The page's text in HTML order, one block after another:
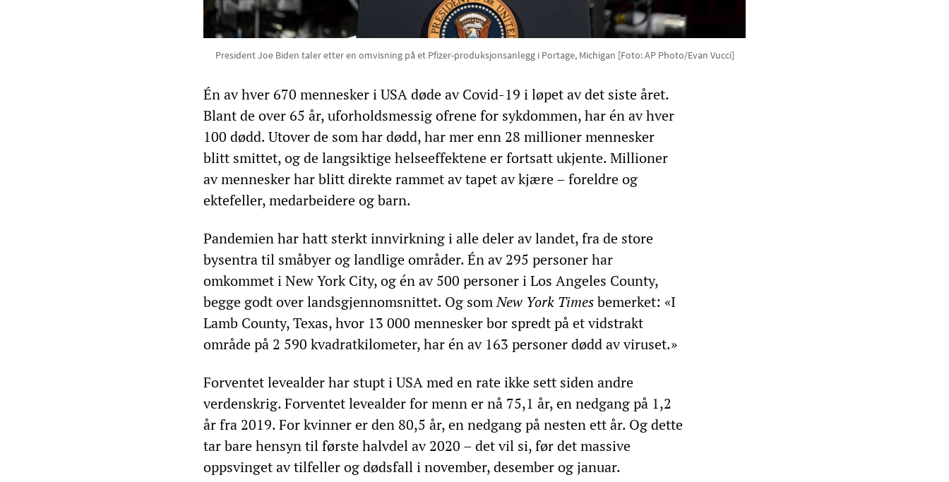
President Joe Biden taler etter en omvisning på et Pfizer-produksjonsanlegg i Portage, Michigan [Foto: AP Photo/Evan Vucci]
Én av hver 670 mennesker i USA døde av Covid-19 i løpet av det siste året.
Blant de over 65 år, uforholdsmessig ofrene for sykdommen, har én av hver
100 dødd. Utover de som har dødd, har mer enn 28 millioner mennesker
blitt smittet, og de langsiktige helseeffektene er fortsatt ukjente. Millioner
av mennesker har blitt direkte rammet av tapet av kjære – foreldre og
ektefeller, medarbeidere og barn.
Pandemien har hatt sterkt innvirkning i alle deler av landet, fra de store
bysentra til småbyer og landlige områder. Én av 295 personer har
omkommet i New York City, og én av 500 personer i Los Angeles County,
begge godt over landsgjennomsnittet. Og somNew York Timesbemerket: «I
Lamb County, Texas, hvor 13 000 mennesker bor spredt på et vidstrakt
område på 2 590 kvadratkilometer, har én av 163 personer dødd av viruset.»
Forventet levealder har stupt i USA med en rate ikke sett siden andre
verdenskrig. Forventet levealder for menn er nå 75,1 år, en nedgang på 1,2
år fra 2019. For kvinner er den 80,5 år, en nedgang på nesten ett år. Og dette
tar bare hensyn til første halvdel av 2020 – det vil si, før det massive
oppsvinget av tilfeller og dødsfall i november, desember og januar.